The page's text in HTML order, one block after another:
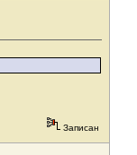
Записан